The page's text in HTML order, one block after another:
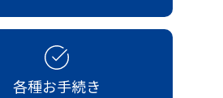
各種お手続き